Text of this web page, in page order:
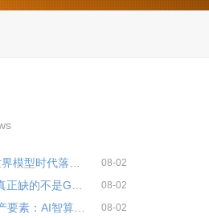
08-02
08-02
当智能成为生产要素：AI智算、具... 08-02